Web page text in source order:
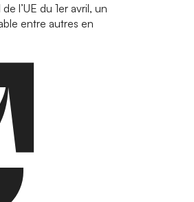
l’UE du 1er avril, un
entre autres en